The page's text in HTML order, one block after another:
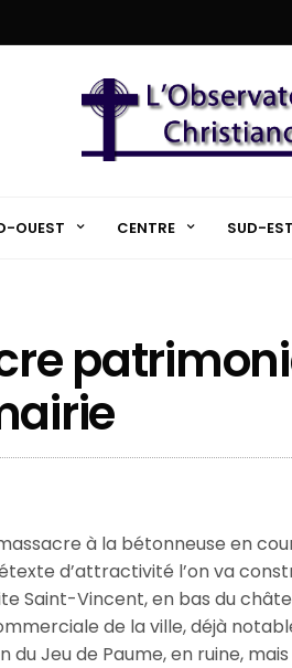
OUEST CENTRE SUD-EST
à la bétonneuse en
d’attractivité l’on va
Saint-Vincent, en bas du
de la ville, déjà
Jeu de Paume, en ruine,